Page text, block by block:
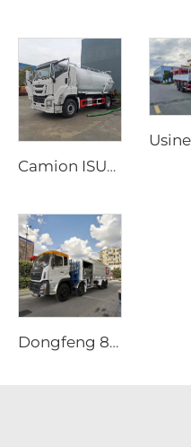
Camion ISUZU GIGA 4x2 diesel neuf, transmission manuelle, pompe à vide aspiratrice d'eaux usées, 12000 litres, camion de vidange de fosse septique
Dongfeng 8x4 340ch Camion-citerne à 12 Roues 25000 Litres Capacité Nouveau Véhicule de Ravitaillement Manuel Avion 4x2 4x4 6x6